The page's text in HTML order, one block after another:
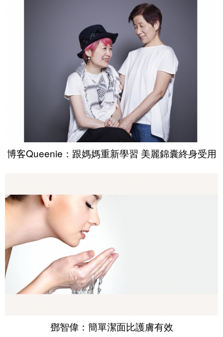
博客Queenie：跟媽媽重新學習 美麗錦囊終身受用
鄧智偉：簡單潔面比護膚有效